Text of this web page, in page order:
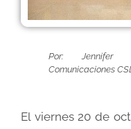
Por: Jennifer
Comunicaciones
El viernes 20 de